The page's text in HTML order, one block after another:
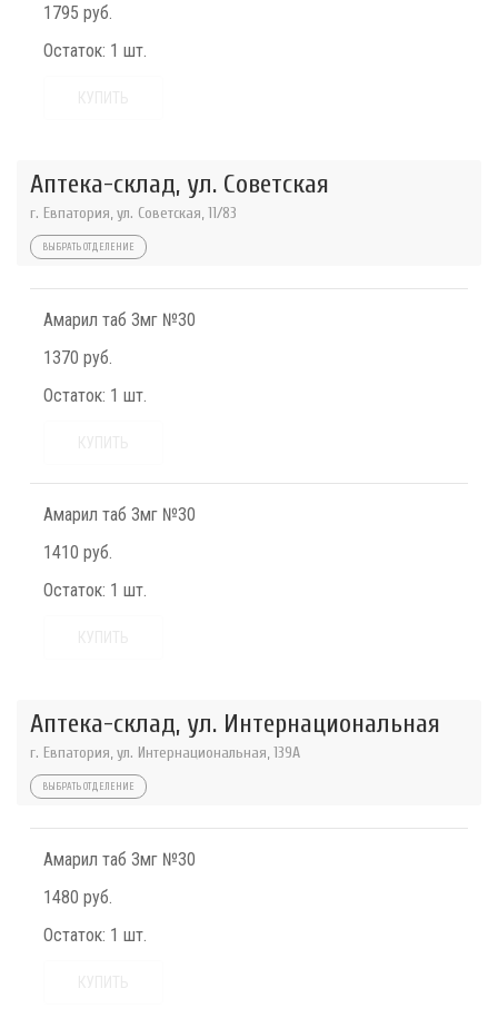
1795 руб.
Остаток: 1 шт.
Аптека-склад, ул. Советская
г. Евпатория, ул. Советская, 11/83
ВЫБРАТЬ ОТДЕЛЕНИЕ
Амарил таб 3мг №30
1370 руб.
Остаток: 1 шт.
Амарил таб 3мг №30
1410 руб.
Остаток: 1 шт.
Аптека-склад, ул. Интернациональная
г. Евпатория, ул. Интернациональная, 139А
ВЫБРАТЬ ОТДЕЛЕНИЕ
Амарил таб 3мг №30
1480 руб.
Остаток: 1 шт.